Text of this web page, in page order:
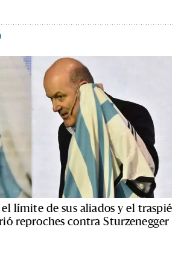
límite de sus aliados y el traspié
reproches contra Sturzenegger